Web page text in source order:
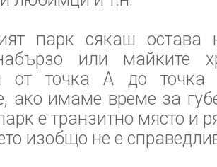
парк сякаш остава
или майките
от точка А до точка
ако имаме време за
е транзитно място и
изобщо не е